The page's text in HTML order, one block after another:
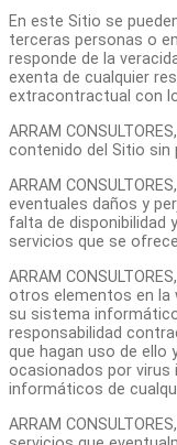
En este Sitio se
terceras personas o
responde de la
exenta de cualquier
extracontractual con
ARRAM
contenido del Sitio sin
ARRAM
eventuales daños y
falta de disponibilidad
servicios que se
ARRAM
otros elementos en la
su sistema informático.
responsabilidad
que hagan uso de ello
ocasionados por
informáticos de
ARRAM